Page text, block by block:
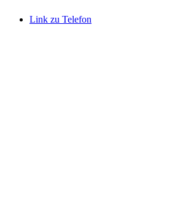
Link zu Telefon